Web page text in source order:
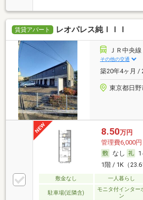
賃貸アパート レオパレス純ＩＩＩ
ＪＲ中央
その他の交通
築20年4ヶ月 /
東京都日野
8.50万円
管理費6,000円
なし
1
1階 / 1K（
敷金なし 一人暮らし
駐車場(近隣含)
モニタ付インター
ン